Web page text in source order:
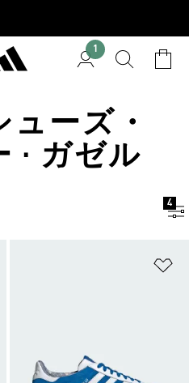
1
ューズ・
· ガゼル
4